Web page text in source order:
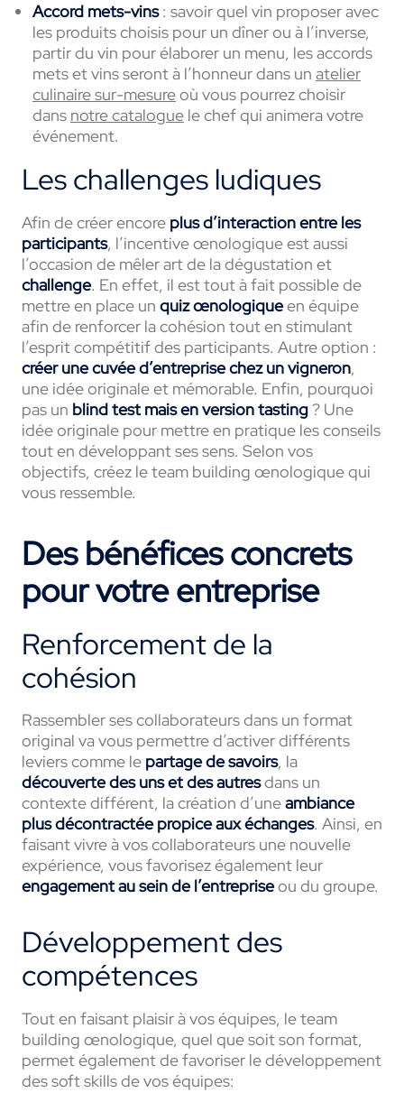
Accord mets-vins: savoir quel vin proposer avec
les produits choisis pour un dîner ou à l’inverse,
partir du vin pour élaborer un menu, les accords
mets et vins seront à l’honneur dans un atelier
culinaire sur-mesureoù vous pourrez choisir
dans notre catalogue le chef qui animera votre
événement.
Les challenges ludiques
Afin de créer encore plus d’interaction entre les
participants, l’incentive œnologique est aussi
l’occasion de mêler art de la dégustation et
challenge. En effet, il est tout à fait possible de
mettre en place un quiz œnologiqueen équipe
afin de renforcer la cohésion tout en stimulant
l’esprit compétitif des participants. Autre option :
créer une cuvée d’entreprise chez un vigneron,
une idée originale et mémorable. Enfin, pourquoi
pas un blind test mais en version tasting? Une
idée originale pour mettre en pratique les conseils
tout en développant ses sens. Selon vos
objectifs, créez le team building œnologique qui
vous ressemble.
Des bénéfices concrets
pour votre entreprise
Renforcement de la
cohésion
Rassembler ses collaborateurs dans un format
original va vous permettre d’activer différents
leviers comme le partage de savoirs, la
découverte des uns et des autresdans un
contexte différent, la création d’uneambiance
plus décontractée propice aux échanges. Ainsi, en
faisant vivre à vos collaborateurs une nouvelle
expérience, vous favorisez également leur
engagement au sein de l’entrepriseou du groupe.
Développement des
compétences
Tout en faisant plaisir à vos équipes, le team
building œnologique, quel que soit son format,
permet également de favoriser le développement
des soft skills de vos équipes: